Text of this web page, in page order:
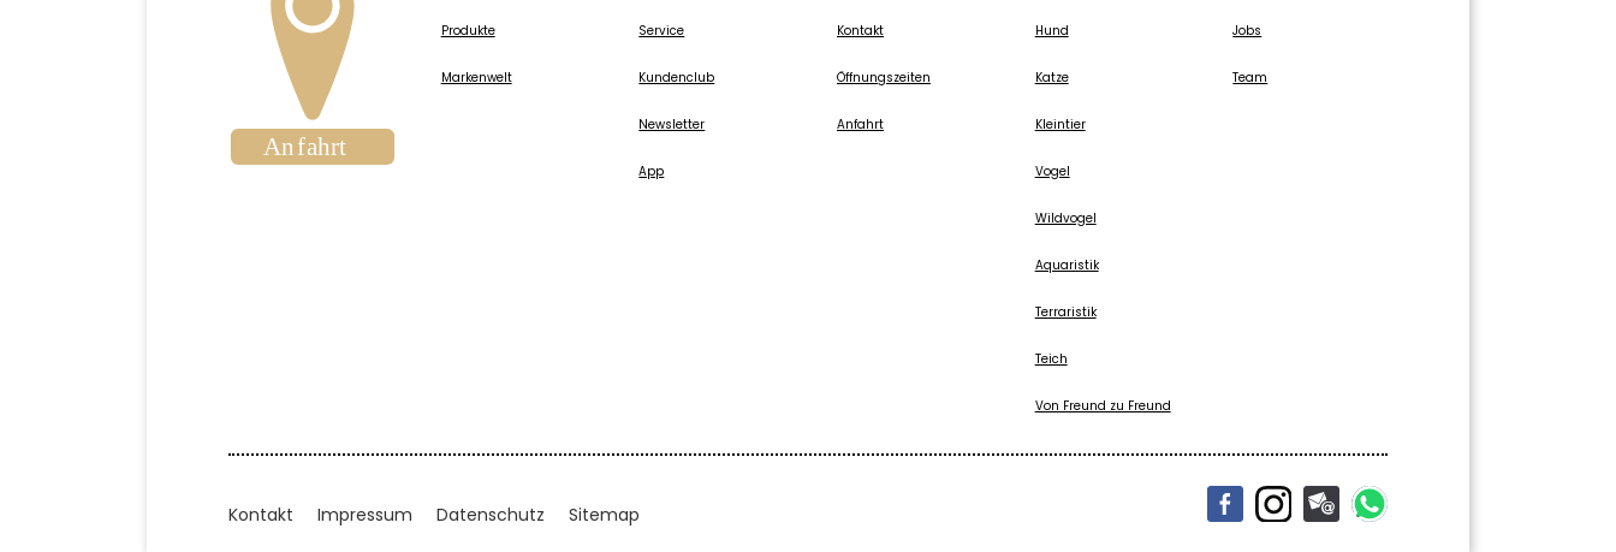
Produkte
Markenwelt
Service
Kundenclub
Newsletter
App
Kontakt
Öffnungszeiten
Anfahrt
Hund
Katze
Kleintier
Vogel
Wildvogel
Aquaristik
Terraristik
Teich
Von Freund zu Freund
Jobs
Team
Kontakt Impressum Datenschutz Sitemap